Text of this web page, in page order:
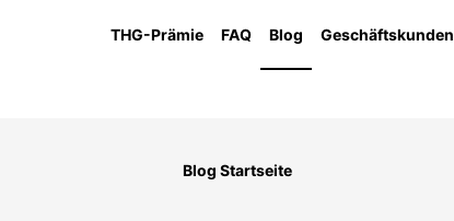
THG-Prämie FAQ Blog Geschäftskunden
Blog Startseite